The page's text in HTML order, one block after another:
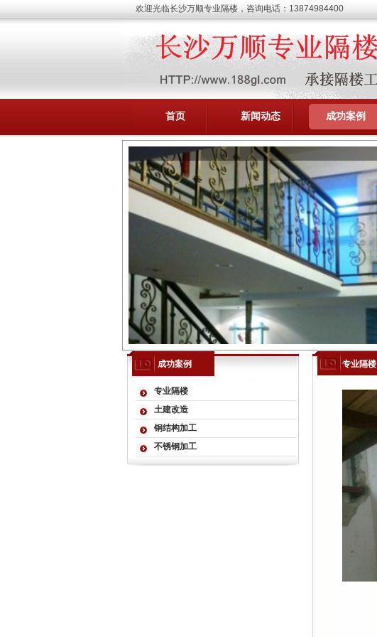
欢迎光临长沙万顺专业隔楼，咨询电话：13874984400
首页 新闻动态 成功案例
承接隔楼工程
成功案例
专业隔楼
土建改造
钢结构加工
不锈钢加工
专业隔楼